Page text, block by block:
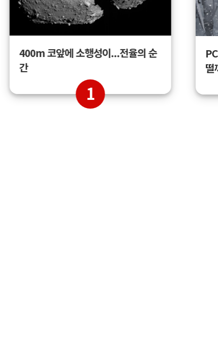
400m 코앞에 소행성이...전율의 순
간
1
떨